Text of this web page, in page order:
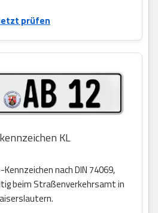
prüfen
KL
nach DIN 74069,
beim Straßenverkehrsamt in